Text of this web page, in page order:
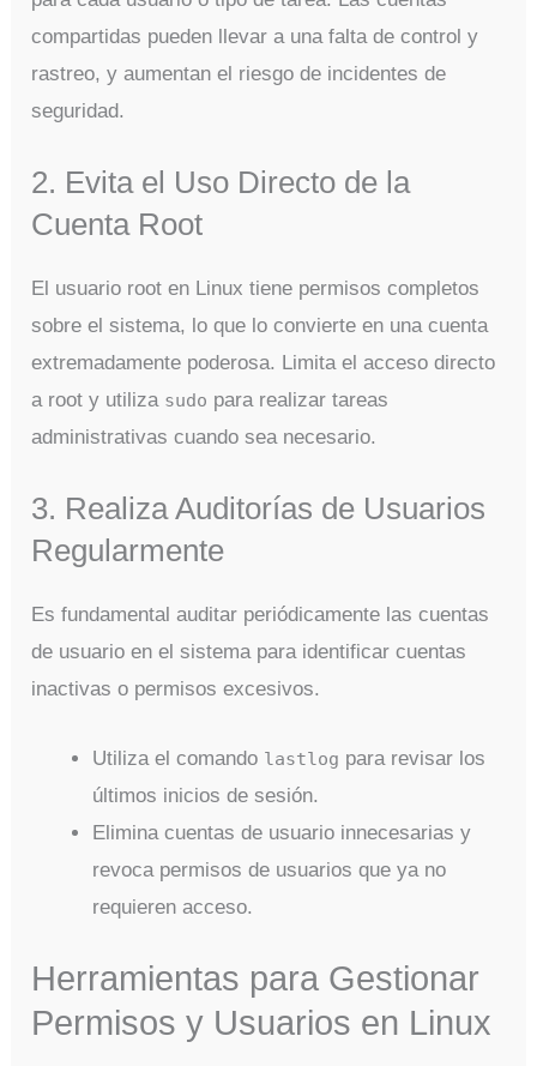
compartidas pueden llevar a una falta de control y
rastreo, y aumentan el riesgo de incidentes de
seguridad.
2. Evita el Uso Directo de la
Cuenta Root
El usuario root en Linux tiene permisos completos
sobre el sistema, lo que lo convierte en una cuenta
extremadamente poderosa. Limita el acceso directo
a root y utiliza sudo para realizar tareas
administrativas cuando sea necesario.
3. Realiza Auditorías de Usuarios
Regularmente
Es fundamental auditar periódicamente las cuentas
de usuario en el sistema para identificar cuentas
inactivas o permisos excesivos.
Utiliza el comando lastlog para revisar los
últimos inicios de sesión.
Elimina cuentas de usuario innecesarias y
revoca permisos de usuarios que ya no
requieren acceso.
Herramientas para Gestionar
Permisos y Usuarios en Linux